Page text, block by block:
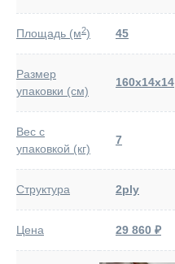
Площадь (м2) 45
Размер
упаковки (см)
160х14х14
Вес с
упаковкой (кг)
7
Структура 2ply
Цена 29 860 ₽